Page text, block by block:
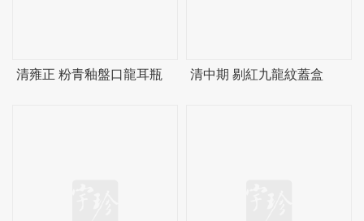
清雍正 粉青釉盤口龍耳瓶 清中期 剔紅九龍紋蓋盒